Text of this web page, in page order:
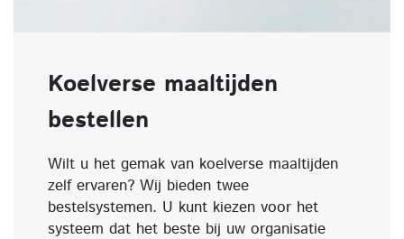
Koelverse maaltijden
bestellen
Wilt u het gemak van koelverse maaltijden
zelf ervaren? Wij bieden twee
bestelsystemen. U kunt kiezen voor het
systeem dat het beste bij uw organisatie